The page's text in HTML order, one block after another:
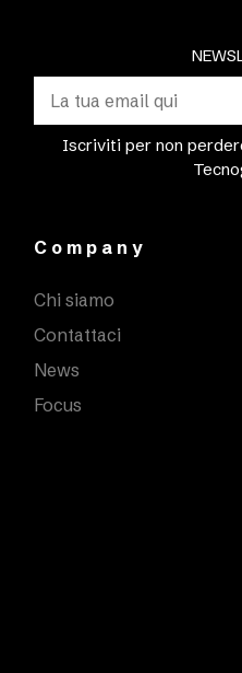
Iscriviti per non
Company
Chi siamo
Contattaci
News
Focus